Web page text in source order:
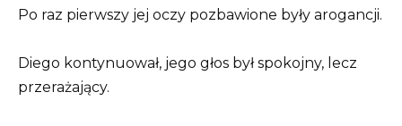
Po raz pierwszy jej oczy pozbawione były arogancji.
Diego kontynuował, jego głos był spokojny, lecz
przerażający.